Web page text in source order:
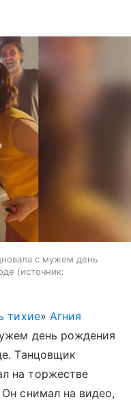
с мужем день
источник:
тихие» Агния
день рождения
Танцовщик
на торжестве
снимал на видео,